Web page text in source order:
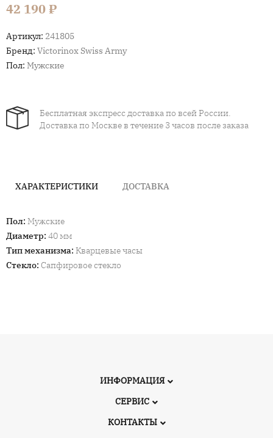
42 190 ₽
Артикул: 241805
Бренд: Victorinox Swiss Army
Пол: Мужские
Бесплатная экспресс доставка по всей России.
Доставка по Москве в течение 3 часов после заказа
ХАРАКТЕРИСТИКИ ДОСТАВКА
Пол: Мужские
Диаметр: 40 мм
Тип механизма: Кварцевые часы
Стекло: Сапфировое стекло
ИНФОРМАЦИЯ
СЕРВИС
КОНТАКТЫ